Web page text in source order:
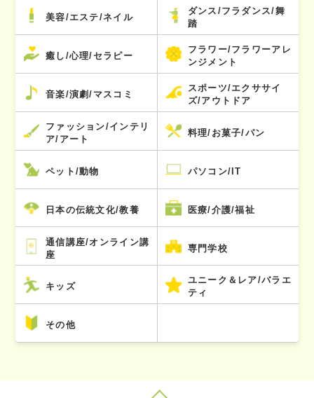
美容/エステ/ネイル
ダンス/フラダンス/舞
踏
癒し/心理/セラピー
フラワー/フラワーアレ
ンジメント
音楽/演劇/マスコミ
スポーツ/エクササイ
ズ/アウトドア
ファッション/インテリ
ア/アート
料理/お菓子/パン
ペット/動物 パソコン/IT
日本の伝統文化/教養 医療/介護/福祉
通信講座/オンライン講
座
専門学校
キッズ
ユニーク＆レア/バラエ
ティ
その他